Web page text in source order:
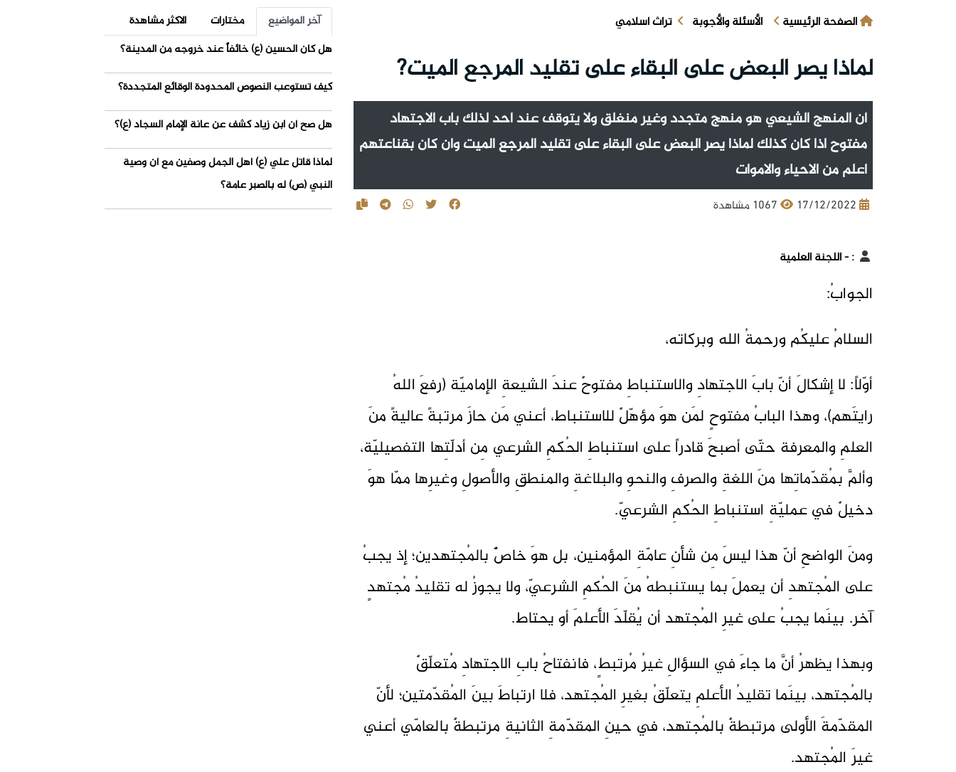
الصفحة الرئيسية الأسئلة والأجوبة تراث اسلامي
لماذا يصر البعض على البقاء على تقليد المرجع الميت?
ان المنهج الشيعي هو منهج متجدد وغير منغلق ولا يتوقف عند احد لذلك باب الاجتهاد
مفتوح اذا كان كذلك لماذا يصر البعض على البقاء على تقليد المرجع الميت وان كان بقناعتهم
اعلم من الاحياء والاموات
17/12/2022 1067 مشاهدة
:- اللجنة العلمية
الجوابُ:
السلامُ عليكُم ورحمةُ الله وبركاته،
أوّلاً: لا إشكالَ أنّ بابَ الاجتهادِ والاستنباطِ مفتوحٌ عندَ الشيعةِ الإماميّة (رفعَ اللهُ
رايتَهم)، وهذا البابُ مفتوحٍ لمَن هوَ مؤهّلٌ للاستنباط، أعني مَن حازَ مرتبةً عاليةً منَ
العلمِ والمعرفة حتّى أصبحَ قادراً على استنباطِ الحُكمِ الشرعي مِن أدلّتِها التفصيليّة،
وألمَّ بمُقدّماتِها منَ اللغةِ والصرفِ والنحوِ والبلاغةِ والمنطقِ والأصولِ وغيرِها ممّا هوَ
دخيلٌ في عمليّةِ استنباطِ الحُكمِ الشرعيّ.
ومنَ الواضحِ أنّ هذا ليسَ مِن شأنِ عامّةِ المؤمنين، بل هوَ خاصٌّ بالمُجتهدين؛ إذ يجبُ
على المُجتهدِ أن يعملَ بما يستنبطهُ منَ الحُكمِ الشرعيّ، ولا يجوزُ له تقليدُ مُجتهدٍ
آخر. بينَما يجبُ على غيرِ المُجتهد أن يُقلّدَ الأعلمَ أو يحتاط.
وبهذا يظهرُ أنَّ ما جاءَ في السؤالِ غيرُ مُرتبطٍ، فانفتاحُ بابِ الاجتهادِ مُتعلّقٌ
بالمُجتهد، بينَما تقليدُ الأعلمِ يتعلّقُ بغيرِ المُجتهد، فلا ارتباطَ بينَ المُقدّمتين؛ لأنّ
المقدّمةَ الأولى مرتبطةٌ بالمُجتهد، في حينِ المقدّمةِ الثانيةِ مرتبطةٌ بالعامّي أعني
غيرَ المُجتهد.
آخر المواضيع مختارات
الاكثر مشاهدة
هل كان الحسين (ع) خائفاً عند خروجه من المدينة؟
كيف تستوعب النصوص المحدودة الوقائع المتجددة؟
هل صح أن ابن زياد كشف عن عانة الإمام السجاد (ع)؟
لماذا قاتل علي (ع) أهل الجمل وصفين مع أن وصية
النبي (ص) له بالصبر عامة؟